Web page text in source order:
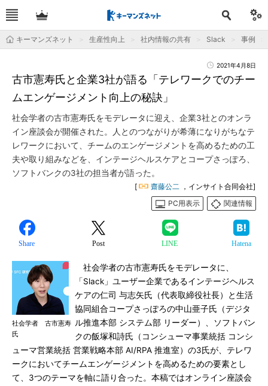
キーマンズネット 生産性向上 社内情報の共有 Slack 事例
2021年4月8日
古市憲寿氏と企業3社が語る「テレワークでのチー
ムエンゲージメント向上の秘訣」
社会学者の古市憲寿氏をモデレータに迎え、企業3社とのオンラ
イン座談会が開催された。人とのつながりが希薄になりがちなテ
レワークにおいて、チームのエンゲージメントを高めるための工
夫や取り組みなどを、インテージヘルスケアとコープさっぽろ、
ソフトバンクの3社の担当者が語った。
[ 齋藤公二 ，インサイト合同会社]
PC用表示
関連情報
Share Post LINE Hatena
社会学者 古市憲寿
氏
社会学者の古市憲寿氏をモデレータに、
「Slack」ユーザー企業であるインテージヘルス
ケアの仁司 与志矢氏（代表取締役社長）と生活
協同組合コープさっぽろの中山亜子氏（デジタ
ル推進本部 システム部 リーダー）、ソフトバン
クの飯塚和詩氏（コンシューマ事業統括 コンシ
ューマ営業統括 営業戦略本部 AI/RPA 推進室）の3氏が、テレワ
ークにおいてチームエンゲージメントを高めるための要素とし
て、3つのテーマを軸に語り合った。本稿ではオンライン座談会